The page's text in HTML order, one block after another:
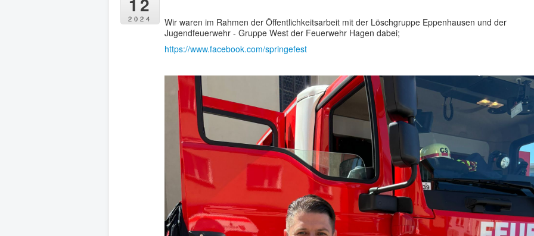
2024
Wir waren im Rahmen der Öffentlichkeitsarbeit mit der Löschgruppe Eppenhausen und der
Jugendfeuerwehr - Gruppe West der Feuerwehr Hagen dabei;
https://www.facebook.com/springefest